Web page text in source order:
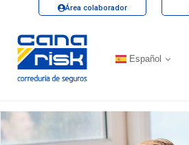
Área colaborador
Español